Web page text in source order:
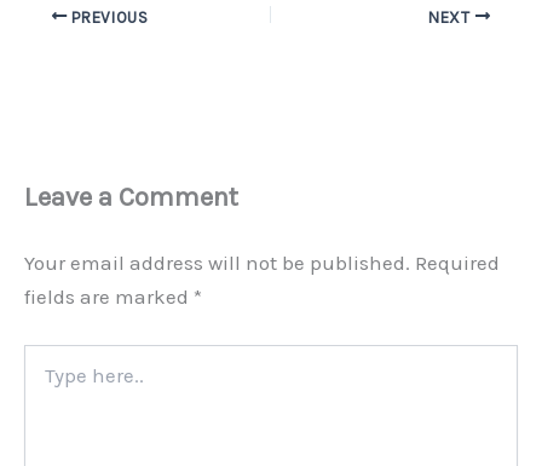
PREVIOUS NEXT
Leave a Comment
Your email address will not be published. Required
fields are marked *
here..